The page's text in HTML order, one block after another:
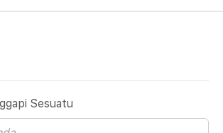
Sesuatu